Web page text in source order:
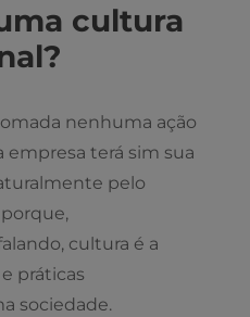
cultura
nenhuma ação
empresa terá sim sua
pelo
cultura é a
práticas
sociedade.